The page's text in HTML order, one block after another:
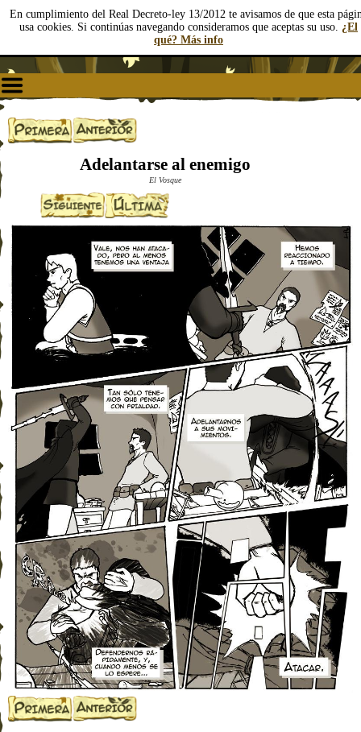
En cumplimiento del Real Decreto-ley 13/2012 te avisamos de que esta
usa cookies. Si continúas navegando consideramos que aceptas su uso. ¿El
qué? Más info
Adelantarse al enemigo
El Vosque